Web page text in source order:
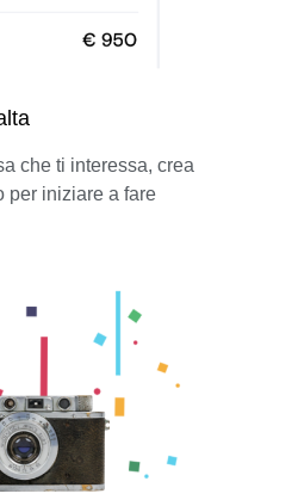
che ti interessa, crea
per iniziare a fare